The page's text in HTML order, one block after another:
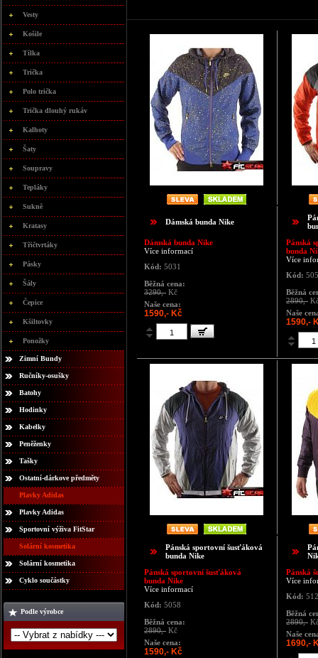
Vesty
Košile
Tílka
Trička
Polo trička
Trička dlouhý rukáv
Kalhoty
Šaty
Soupravy
Tepláky
Sukně
Kratasy
Třičtvrtáky
Pásky
Šály
Čepice
Kšiltovky
Ponožky
Zimní Bundy
Ručníky-osušky
Batohy
Hodinky
Kabelky
Peněženky
Tašky
Ostatní-dárkove předměty
Plavky Adidas
Plavky Adidas
Sportovní výživa FitStar
Solární kosmetika
Solární kosmetika
Cyklo součástky
Podle výrobce
Dámská bunda Nike
Dámská bunda Nike
Více informací
Kód: 5031
Běžná cena:
3290,- Kč
Naše cena:
1590,- Kč
Pánská
bunda
Více
Kód:
Běžná
2890,-
Naše
1590,-
Pánská sportovní šusťáková
bunda Nike
Pánská sportovní šusťáková
bunda Nike
Více informací
Kód: 5058
Běžná cena:
2890,- Kč
Naše cena:
1590,- Kč
Pánská
Více
Kód:
Běžná
2890,-
Naše
1690,-